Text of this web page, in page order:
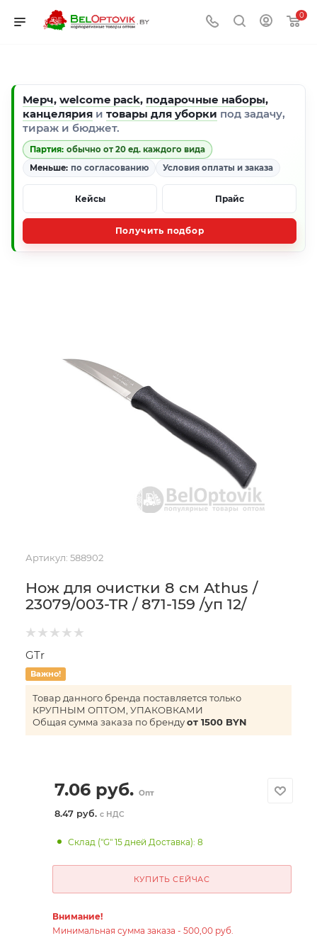
0
Мерч, welcome pack, подарочные наборы,
канцелярия и товары для уборки под задачу,
тираж и бюджет.
Партия: обычно от 20 ед. каждого вида
Меньше: по согласованию Условия оплаты и заказа
Кейсы Прайс
Получить подбор
Артикул: 588902
Нож для очистки 8 см Athus /
23079/003-TR / 871-159 /уп 12/
GTr
Важно!
Товар данного бренда поставляется только
КРУПНЫМ ОПТОМ, УПАКОВКАМИ
Общая сумма заказа по брендуот 1500 BYN
7.06руб. Опт
8.47 руб. с НДС
Склад ("G" 15 дней Доставка): 8
КУПИТЬ СЕЙЧАС
Внимание!
Минимальная сумма заказа - 500,00 руб.